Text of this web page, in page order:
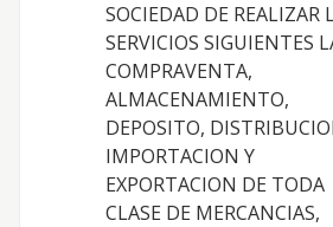
SOCIEDAD DE REALIZAR
SERVICIOS SIGUIENTES
COMPRAVENTA,
ALMACENAMIENTO,
DEPOSITO,
IMPORTACION Y
EXPORTACION DE TODA
CLASE DE MERCANCIAS,